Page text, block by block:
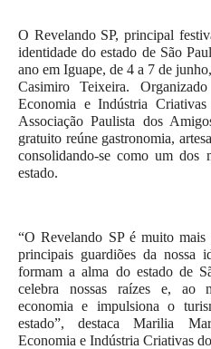
O Revelando SP, principal
identidade do estado de São
ano em Iguape, de 4 a 7 de
Casimiro Teixeira.
Economia e Indústria
Associação Paulista dos
gratuito reúne gastronomia,
consolidando-se como um dos
estado.
“O Revelando SP é muito
principais guardiões da nossa
formam a alma do estado de
celebra nossas raízes e, ao
economia e impulsiona o
estado”, destaca Marilia
Economia e Indústria Criativas